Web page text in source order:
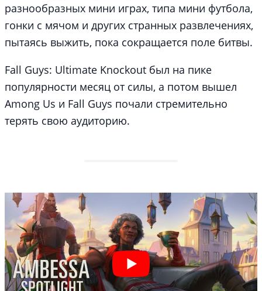
разнообразных мини играх, типа мини футбола,
гонки с мячом и других странных развлечениях,
пытаясь выжить, пока сокращается поле битвы.
Fall Guys: Ultimate Knockout был на пике
популярности месяц от силы, а потом вышел
Among Us и Fall Guys почали стремительно
терять свою аудиторию.